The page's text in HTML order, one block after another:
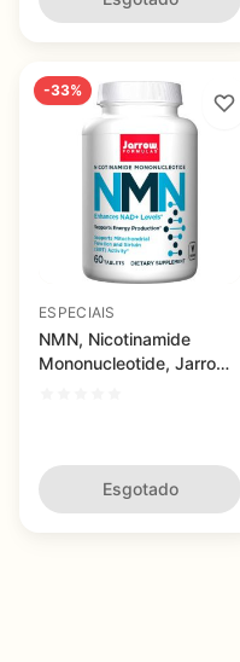
-33%
ESPECIAIS
NMN, Nicotinamide
Mononucleotide, Jarrow
Esgotado